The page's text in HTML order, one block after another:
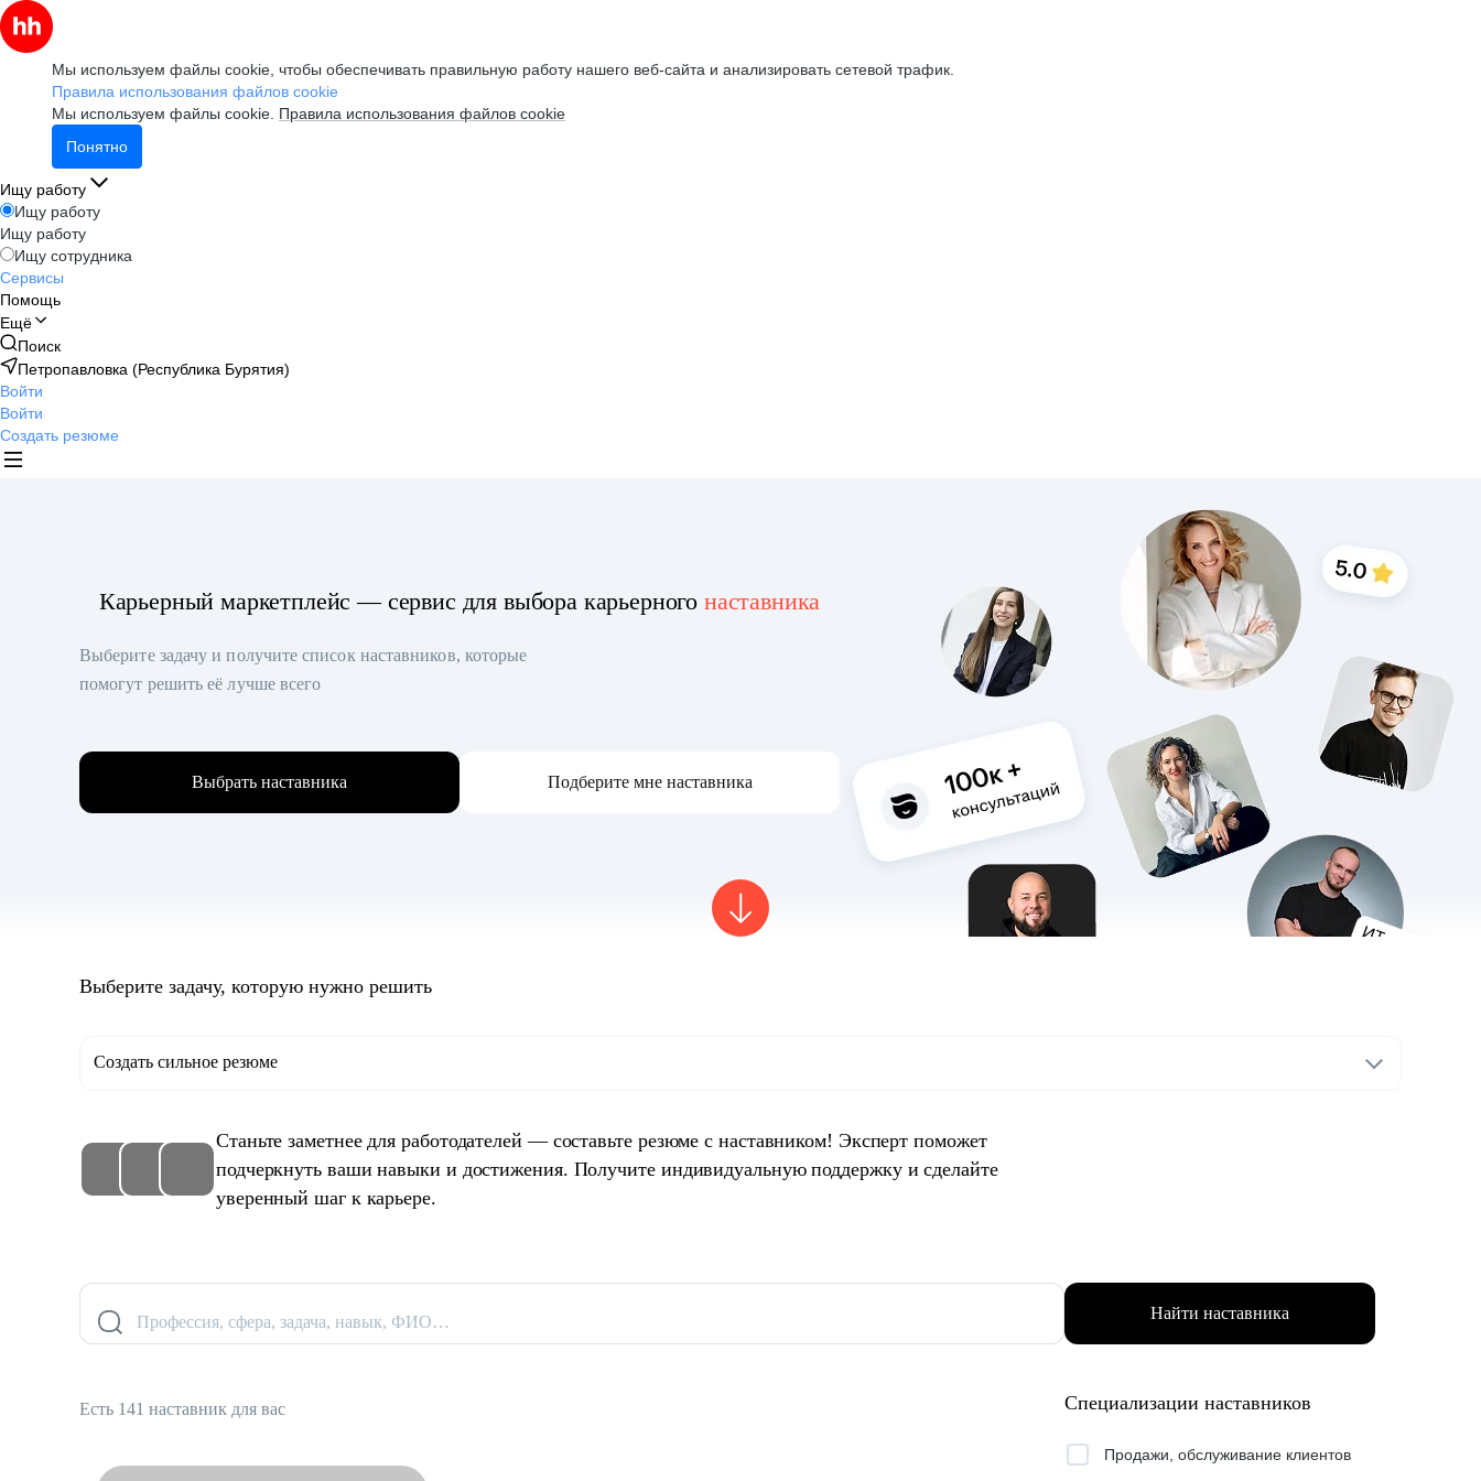
Мы используем файлы cookie, чтобы обеспечивать правильную работу нашего веб-сайта и анализировать сетевой трафик.
Правила использования файлов cookie
Мы используем файлы cookie. Правила использования файлов cookie
Понятно
Ищу работу
Ищу работу
Ищу работу
Ищу сотрудника
Сервисы
Помощь
Ещё
Поиск
Петропавловка (Республика Бурятия)
Войти
Войти
Создать резюме
Карьерный маркетплейс — сервис для выбора карьерного наставника
Выберите задачу и получите список наставников, которые
помогут решить её лучше всего
Выбрать наставника Подберите мне наставника
Выберите задачу, которую нужно решить
Создать сильное резюме
Станьте заметнее для работодателей — составьте резюме с наставником! Эксперт поможет
подчеркнуть ваши навыки и достижения. Получите индивидуальную поддержку и сделайте
уверенный шаг к карьере.
Профессия, сфера, задача, навык, ФИО… Найти наставника
Есть 141 наставник для вас Специализации наставников
Продажи, обслуживание клиентов